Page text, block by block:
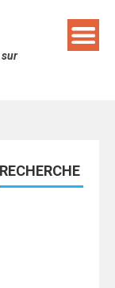
sur
RECHERCHE